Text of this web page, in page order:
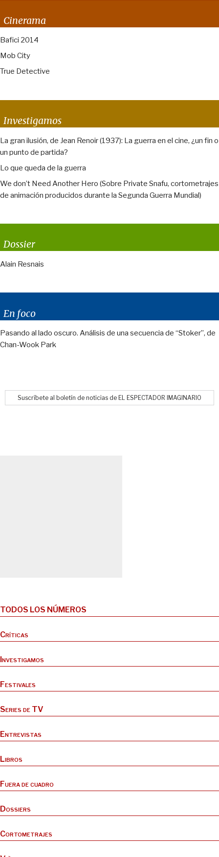
Cinerama
Bafici 2014
Mob City
True Detective
Investigamos
La gran ilusión, de Jean Renoir (1937): La guerra en el cine, ¿un fin o
un punto de partida?
Lo que queda de la guerra
We don’t Need Another Hero (Sobre Private Snafu, cortometrajes
de animación producidos durante la Segunda Guerra Mundial)
Dossier
Alain Resnais
En foco
Pasando al lado oscuro. Análisis de una secuencia de “Stoker”, de
Chan-Wook Park
Suscríbete al boletín de noticias de EL ESPECTADOR IMAGINARIO
TODOS LOS NÚMEROS
Críticas
Investigamos
Festivales
Series de TV
Entrevistas
Libros
Fuera de cuadro
Dossiers
Cortometrajes